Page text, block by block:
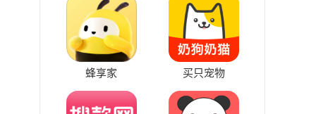
蜂享家 买只宠物